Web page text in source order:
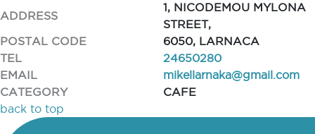
ADDRESS
1, NICODEMOU MYLONA
STREET,
POSTAL CODE
6050, LARNACA
TEL
24650280
EMAIL
mikellarnaka@gmail.com
CATEGORY
CAFE
back to top